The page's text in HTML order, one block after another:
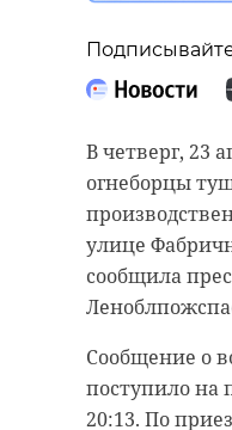
В четверг, 23
огнеборцы
улице
сообщила
Сообщение о
поступило на
20:13. По